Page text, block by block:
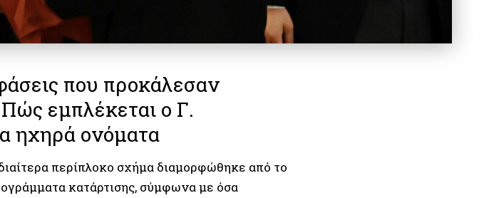
που προκάλεσαν
εμπλέκεται ο Γ.
ηχηρά ονόματα
περίπλοκο σχήμα διαμορφώθηκε από το
κατάρτισης, σύμφωνα με όσα